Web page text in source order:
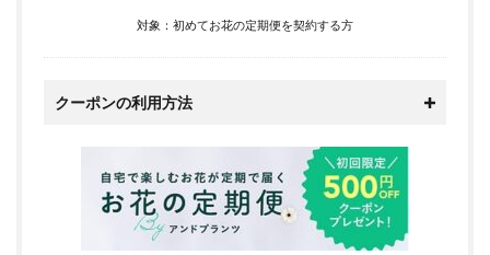
対象：初めてお花の定期便を契約する方
クーポンの利用方法